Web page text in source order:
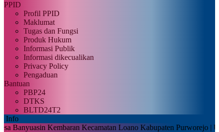
PPID
Profil PPID
Maklumat
Tugas dan Fungsi
Produk Hukum
Informasi Publik
Informasi dikecualikan
Privacy Policy
Pengaduan
Bantuan
PBP24
DTKS
BLTD24T2
Info
Kembaran Kecamatan Loano Kabupaten Purworejo |Untuk